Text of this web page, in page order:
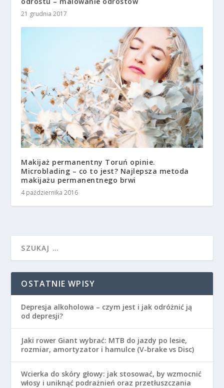
21 grudnia 2017
Makijaż permanentny Toruń opinie.
Microblading – co to jest? Najlepsza metoda
makijażu permanentnego brwi
4 października 2016
OSTATNIE WPISY
Depresja alkoholowa – czym jest i jak odróżnić ją
od depresji?
Jaki rower Giant wybrać: MTB do jazdy po lesie,
rozmiar, amortyzator i hamulce (V-brake vs Disc)
Wcierka do skóry głowy: jak stosować, by wzmocnić
włosy i uniknąć podrażnień oraz przetłuszczania